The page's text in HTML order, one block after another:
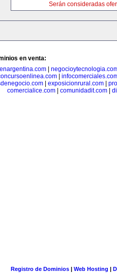
Serán consideradas
en venta:
|
exposicionrural.com
comercialice.com| comunidadit.com|
Registro de Dominios| Web Hosting |